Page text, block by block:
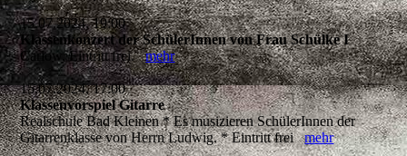
15.07.2024, 19:00
Klassenkonzert der SchülerInnen von Frau Schülke I
Carlow, Eintritt frei.mehr
15.07.2024, 17:00
Klassenvorspiel Gitarre
Realschule Bad Kleinen * Es musizieren SchülerInnen der
Gitarrenklasse von Herrn Ludwig. * Eintritt freimehr